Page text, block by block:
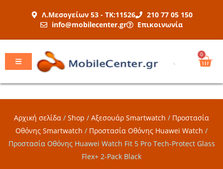
Λ.Μεσογείων 53 - ΤΚ:11526
210 77 05 150
info@mobilecenter.gr
Επικοινωνία
0
Αρχική σελίδα / Shop / Αξεσουάρ Smartwatch / Προστασία
Οθόνης Smartwatch / Προστασία Οθόνης Huawei Watch /
Προστασία Οθόνης Huawei Watch Fit 5 Pro Tech-Protect Glass
Flex+ 2-Pack Black